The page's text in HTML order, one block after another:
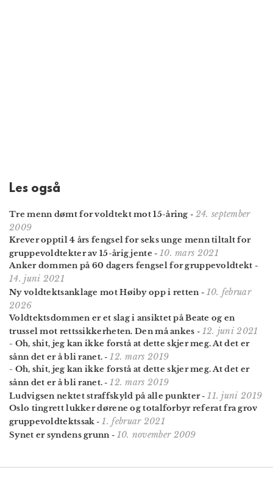
Les også
Tre menn dømt for voldtekt mot 15-åring - 24. september
2009
Krever opptil 4 års fengsel for seks unge menn tiltalt for
gruppe­voldtekter av 15-årig jente - 10. mars 2021
Anker dommen på 60 dagers fengsel for gruppevoldtekt -
14. juni 2021
Ny voldtektsanklage mot Høiby opp i retten- 10. februar
2026
Voldtekts­dommen er et slag i ansiktet på Beate og en
trussel mot retts­sikkerheten. Den må ankes - 12. juni 2021
- Oh, shit, jeg kan ikke forstå at dette skjer meg. At det er
sånn det er å bli ranet. -12. mars 2019
- Oh, shit, jeg kan ikke forstå at dette skjer meg. At det er
sånn det er å bli ranet. -12. mars 2019
Ludvigsen nektet straffskyld på alle punkter-11. juni 2019
Oslo tingrett lukker dørene og totalforbyr referat fra grov
gruppe­voldtekts­sak -1. februar 2021
Synet er syndens grunn- 10. november 2009